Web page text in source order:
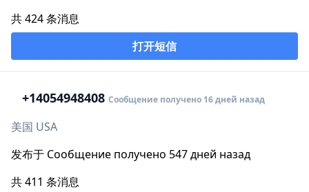
共 424 条消息
打开短信
+14054948408 Сообщение получено 16 дней назад
美国 USA
发布于 Сообщение получено 547 дней назад
共 411 条消息